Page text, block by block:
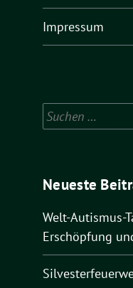
Impressum
Suchen
nach:
Neueste
Welt-Autismus-
Erschöpfung